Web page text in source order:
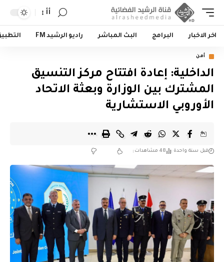
أأ
اخر الاخبار البرامج البث المباشر راديو الرشيد FM
أمن
الداخلية: إعادة افتتاح مركز التنسيق
المشترك بين الوزارة وبعثة الاتحاد
الأوروبي الاستشارية
قبل سنة واحدة 48 مشاهدات